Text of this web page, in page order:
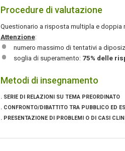
Procedure di valutazione
Questionario a risposta multipla e
Attenzione:
numero massimo di tentativi a
soglia di superamento: 75% delle
Metodi di insegnamento
. SERIE DI RELAZIONI SU TEMA PREORDINATO
. CONFRONTO/DIBATTITO TRA PUBBLICO ED
. PRESENTAZIONE DI PROBLEMI O DI CASI